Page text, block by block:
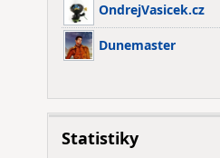
OndrejVasicek.cz
Dunemaster
Statistiky